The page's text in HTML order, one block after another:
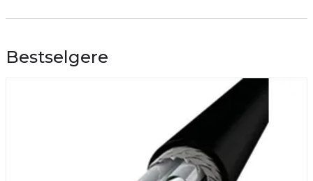
Bestselgere